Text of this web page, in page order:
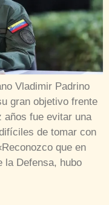
Vladimir Padrino
gran objetivo frente
años fue evitar una
de tomar con
que en
la Defensa, hubo